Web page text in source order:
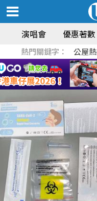
演唱會 優惠著數
熱門關鍵字： 公屋